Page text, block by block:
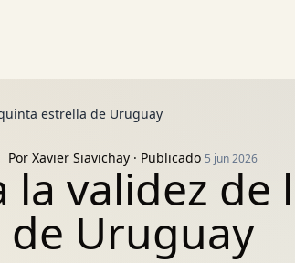
estrella de Uruguay
Por Xavier Siavichay· Publicado 5 jun 2026
validez de
de Uruguay